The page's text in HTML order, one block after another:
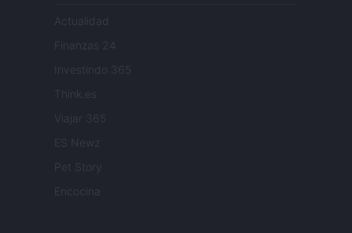
Actualidad
Finanzas 24
Investindo 365
Think.es
Viajar 365
ES Newz
Pet Story
Encocina